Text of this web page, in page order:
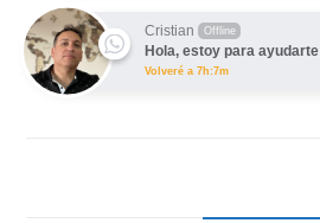
Case
cantidad
Cristian Offline
Hola, estoy para ayudarte
Volveré a 7h:7m